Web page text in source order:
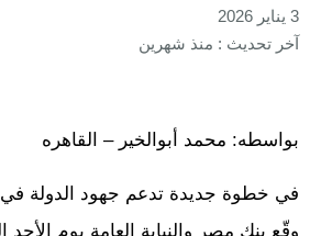
3 يناير 2026
آخر تحديث : منذ شهرين
بواسطه: محمد أبوالخير – القاهره
في خطوة جديدة تدعم جهود الدولة في